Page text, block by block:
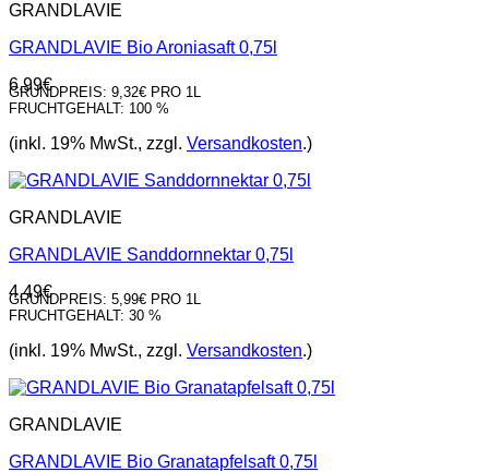
GRANDLAVIE
GRANDLAVIE Bio Aroniasaft 0,75l
6,99€
GRUNDPREIS: 9,32€ PRO 1L
FRUCHTGEHALT: 100 %
(inkl. 19% MwSt., zzgl. Versandkosten.)
GRANDLAVIE
GRANDLAVIE Sanddornnektar 0,75l
4,49€
GRUNDPREIS: 5,99€ PRO 1L
FRUCHTGEHALT: 30 %
(inkl. 19% MwSt., zzgl. Versandkosten.)
GRANDLAVIE
GRANDLAVIE Bio Granatapfelsaft 0,75l